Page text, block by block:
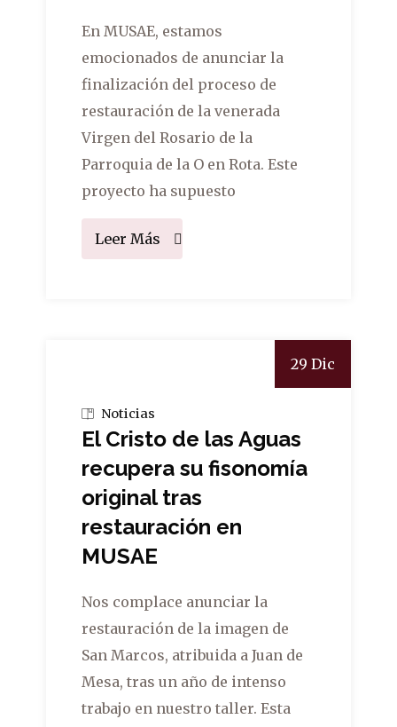
En MUSAE, estamos
emocionados de anunciar la
finalización del proceso de
restauración de la venerada
Virgen del Rosario de la
Parroquia de la O en Rota. Este
proyecto ha supuesto
Leer Más
29 Dic
Noticias
El Cristo de las Aguas
recupera su fisonomía
original tras
restauración en
MUSAE
Nos complace anunciar la
restauración de la imagen de
San Marcos, atribuida a Juan de
Mesa, tras un año de intenso
trabajo en nuestro taller. Esta